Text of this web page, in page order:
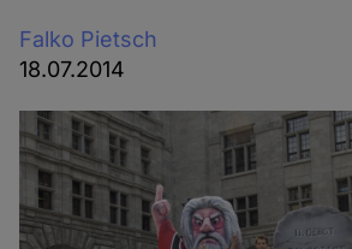
Falko Pietsch
18.07.2014